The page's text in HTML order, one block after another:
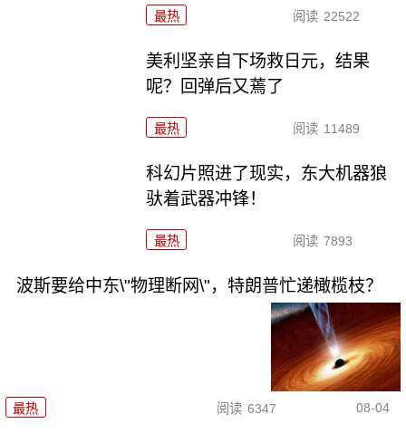
最热 阅读 22522
美利坚亲自下场救日元，结果
呢？回弹后又蔫了
最热 阅读 11489
科幻片照进了现实，东大机器狼
驮着武器冲锋！
最热 阅读 7893
波斯要给中东\"物理断网\"，特朗普忙递橄榄枝？
最热 阅读 6347 08-04